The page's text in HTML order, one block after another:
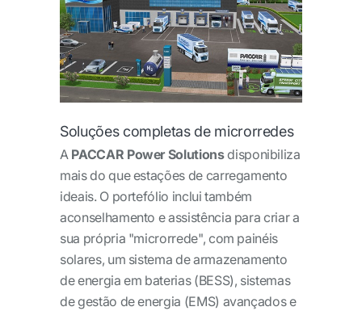
Soluções completas de microrredes
A PACCAR Power Solutionsdisponibiliza
mais do que estações de carregamento
ideais. O portefólio inclui também
aconselhamento e assistência para criar a
sua própria "microrrede", com painéis
solares, um sistema de armazenamento
de energia em baterias (BESS), sistemas
de gestão de energia (EMS) avançados e